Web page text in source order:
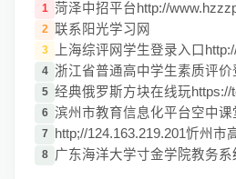
1 菏泽中招平台http://
2 联系阳光学习网
3 上海综评网学生登录入口
4 浙江省普通高中学生素质评价
5 经典俄罗斯方块在线玩https://
6 滨州市教育信息化平台空中
7 http;//124.163.219.201忻州市
8 广东海洋大学寸金学院教务系